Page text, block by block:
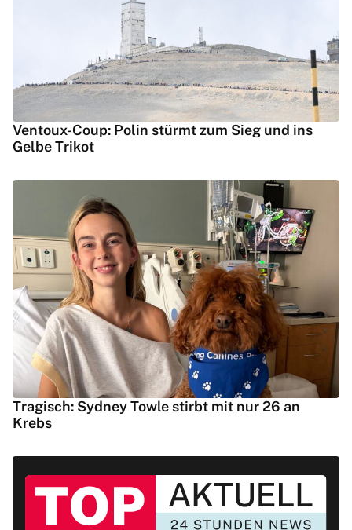
Ventoux-Coup: Polin stürmt zum Sieg und ins
Gelbe Trikot
Tragisch: Sydney Towle stirbt mit nur 26 an
Krebs